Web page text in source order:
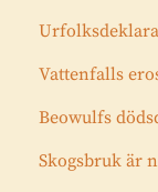
Vattenfalls
Beowulfs
Skogsbruk är